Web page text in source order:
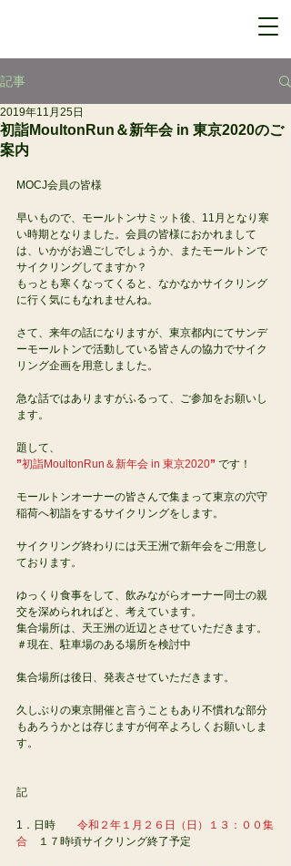
記事
初詣MoultonRun＆新年会 in 東京2020のご
案内
2019年11月25日
MOCJ会員の皆様
早いもので、モールトンサミット後、11月となり寒
い時期となりました。会員の皆様におかれまして
は、いかがお過ごしでしょうか、またモールトンで
サイクリングしてますか？
もっとも寒くなってくると、なかなかサイクリング
に行く気にもなれませんね。
さて、来年の話になりますが、東京都内にてサンデ
ーモールトンで活動している皆さんの協力でサイク
リング企画を用意しました。
急な話ではありますがふるって、ご参加をお願いし
ます。
題して、
”初詣MoultonRun＆新年会 in 東京2020” です！
モールトンオーナーの皆さんで集まって東京の穴守
稲荷へ初詣をするサイクリングをします。
サイクリング終わりには天王洲で新年会をご用意し
ております。
ゆっくり食事をして、飲みながらオーナー同士の親
交を深められればと、考えています。
集合場所は、天王洲の近辺とさせていただきます。
＃現在、駐車場のある場所を検討中
集合場所は後日、発表させていただきます。
久しぶりの東京開催と言うこともあり不慣れな部分
もあろうかとは存じますが何卒よろしくお願いしま
す。
記
1．日時 令和２年１月２６日（日）１３：００集
合 １７時頃サイクリング終了予定